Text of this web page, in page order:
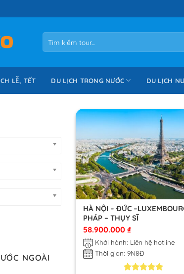
kiếm:
LỄ, TẾT DU LỊCH TRONG NƯỚC DU LỊCH
NGOÀI
HÀ NỘI – ĐỨC
PHÁP – THỤY SĨ
58.900.000₫
Khởi hành: Liên hệ hotline
Thời gian: 9N8Đ